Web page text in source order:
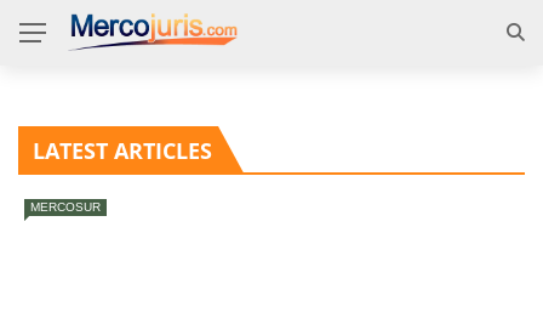
LATEST ARTICLES
MERCOSUR